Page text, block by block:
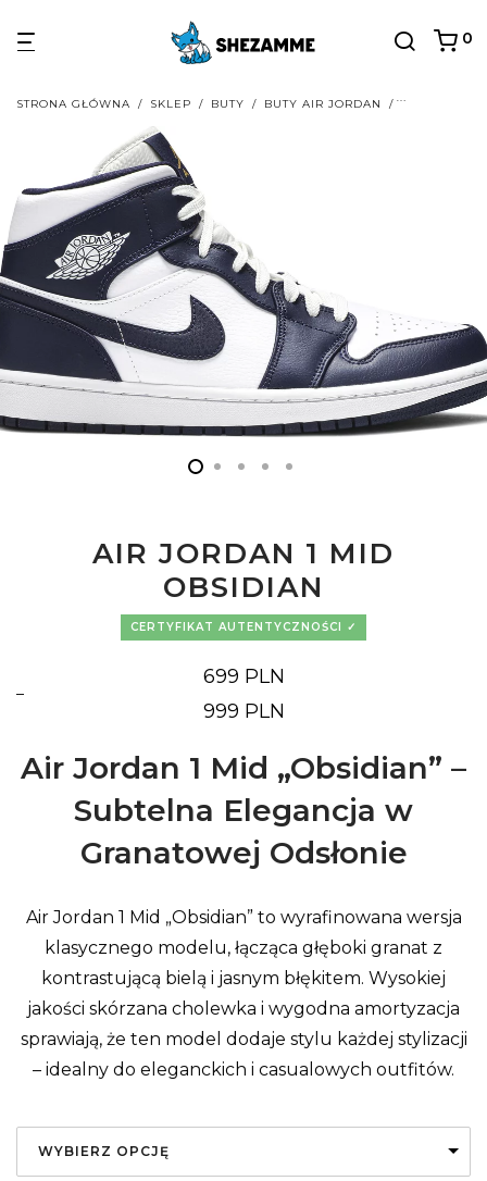
0
STRONA GŁÓWNA / SKLEP / BUTY / BUTY AIR JORDAN / BUTY AIR
AIR JORDAN 1 MID
OBSIDIAN
CERTYFIKAT AUTENTYCZNOŚCI
699 PLN
–
999 PLN
Zakres
do
999 PLN
Air Jordan 1 Mid „Obsidian” –
Subtelna Elegancja w
Granatowej Odsłonie
Air Jordan 1 Mid „Obsidian” to wyrafinowana wersja
klasycznego modelu, łącząca głęboki granat z
kontrastującą bielą i jasnym błękitem. Wysokiej
jakości skórzana cholewka i wygodna amortyzacja
sprawiają, że ten model dodaje stylu każdej stylizacji
– idealny do eleganckich i casualowych outfitów.
WYBIERZ OPCJĘ